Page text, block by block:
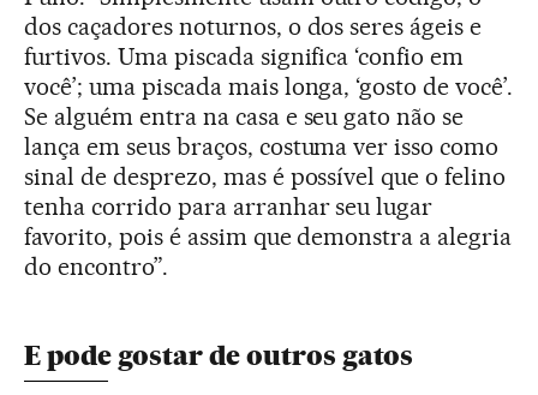
dos caçadores noturnos, o dos seres ágeis e
furtivos. Uma piscada significa ‘confio em
você’; uma piscada mais longa, ‘gosto de você’.
Se alguém entra na casa e seu gato não se
lança em seus braços, costuma ver isso como
sinal de desprezo, mas é possível que o felino
tenha corrido para arranhar seu lugar
favorito, pois é assim que demonstra a alegria
do encontro”.
E pode gostar de outros gatos